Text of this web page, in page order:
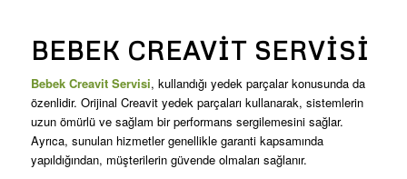
BEBEK CREAVIT SERVISI
Bebek Creavit Servisi, kullandığı yedek parçalar konusunda da
özenlidir. Orijinal Creavit yedek parçaları kullanarak, sistemlerin
uzun ömürlü ve sağlam bir performans sergilemesini sağlar.
Ayrıca, sunulan hizmetler genellikle garanti kapsamında
yapıldığından, müşterilerin güvende olmaları sağlanır.